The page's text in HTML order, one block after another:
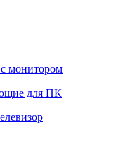
монитором
для ПК